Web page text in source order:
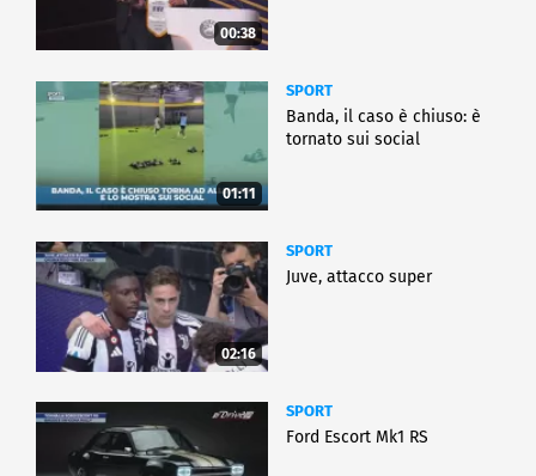
00:38
01:11
SPORT
Banda, il caso è chiuso: è
tornato sui social
02:16
SPORT
Juve, attacco super
SPORT
Ford Escort Mk1 RS